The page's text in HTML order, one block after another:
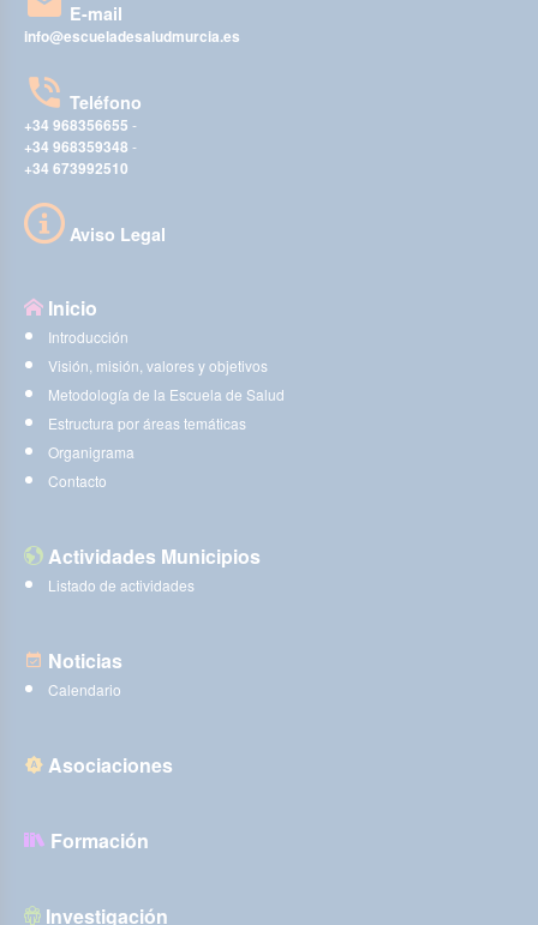
E-mail
info@escueladesaludmurcia.es
Teléfono
+34 968356655 -
+34 968359348 -
+34 673992510
Aviso Legal
Inicio
Introducción
Visión, misión, valores y objetivos
Metodología de la Escuela de Salud
Estructura por áreas temáticas
Organigrama
Contacto
Actividades Municipios
Listado de actividades
Noticias
Calendario
Asociaciones
Formación
Investigación